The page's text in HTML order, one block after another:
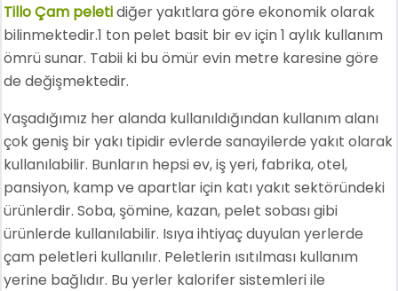
Tillo Çam peletidiğer yakıtlara göre ekonomik olarak
bilinmektedir.1 ton pelet basit bir ev için 1 aylık kullanım
ömrü sunar. Tabii ki bu ömür evin metre karesine göre
de değişmektedir.
Yaşadığımız her alanda kullanıldığından kullanım alanı
çok geniş bir yakı tipidir evlerde sanayilerde yakıt olarak
kullanılabilir. Bunların hepsi ev, iş yeri, fabrika, otel,
pansiyon, kamp ve apartlar için katı yakıt sektöründeki
ürünlerdir. Soba, şömine, kazan, pelet sobası gibi
ürünlerde kullanılabilir. Isıya ihtiyaç duyulan yerlerde
çam peletleri kullanılır. Peletlerin ısıtılması kullanım
yerine bağlıdır. Bu yerler kalorifer sistemleri ile